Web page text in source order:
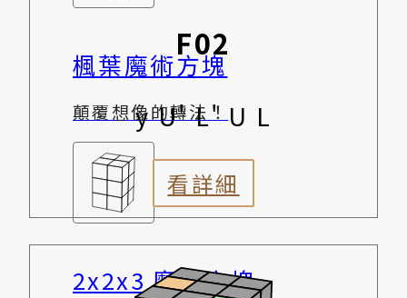
楓葉魔術方塊
顛覆想像的轉法！
2x2x3 魔術方塊
F02
y U' L' U L
看詳細